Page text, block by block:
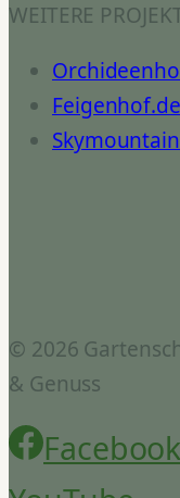
WEITERE
Feigenhof.de
© 2026
& Genuss
Facebook